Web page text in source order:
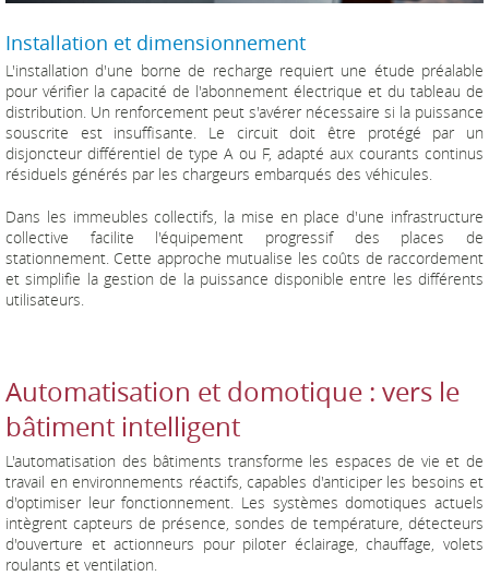
Installation et dimensionnement
L'installation d'une borne de recharge requiert une étude préalable
pour vérifier la capacité de l'abonnement électrique et du tableau de
distribution. Un renforcement peut s'avérer nécessaire si la puissance
souscrite est insuffisante. Le circuit doit être protégé par un
disjoncteur différentiel de type A ou F, adapté aux courants continus
résiduels générés par les chargeurs embarqués des véhicules.
Dans les immeubles collectifs, la mise en place d'une infrastructure
collective facilite l'équipement progressif des places de
stationnement. Cette approche mutualise les coûts de raccordement
et simplifie la gestion de la puissance disponible entre les différents
utilisateurs.
Automatisation et domotique : vers le
bâtiment intelligent
L'automatisation des bâtiments transforme les espaces de vie et de
travail en environnements réactifs, capables d'anticiper les besoins et
d'optimiser leur fonctionnement. Les systèmes domotiques actuels
intègrent capteurs de présence, sondes de température, détecteurs
d'ouverture et actionneurs pour piloter éclairage, chauffage, volets
roulants et ventilation.